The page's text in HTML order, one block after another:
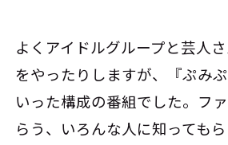
よくアイドルグループと芸人
をやったりしますが、『ぷみ
いった構成の番組でした。フ
らう、いろんな人に知っても